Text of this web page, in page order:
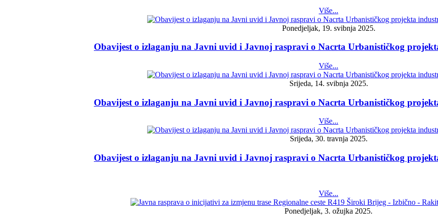
Više...
Ponedjeljak, 19. svibnja 2025.
Obavijest o izlaganju na Javni uvid i Javnoj raspravi o Nacrta Urbanističkog
Više...
Srijeda, 14. svibnja 2025.
Obavijest o izlaganju na Javni uvid i Javnoj raspravi o Nacrta Urbanističkog
Više...
Srijeda, 30. travnja 2025.
Obavijest o izlaganju na Javni uvid i Javnoj raspravi o Nacrta Urbanističkog
Više...
Ponedjeljak, 3. ožujka 2025.